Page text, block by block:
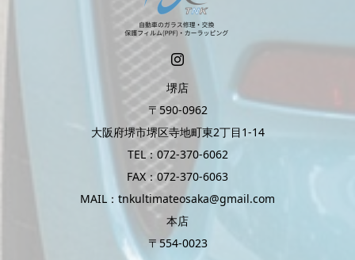
堺店
〒590-0962
大阪府堺市堺区寺地町東2丁目1-14
TEL：072-370-6062
FAX：072-370-6063
MAIL：tnkultimateosaka@gmail.com
本店
〒554-0023